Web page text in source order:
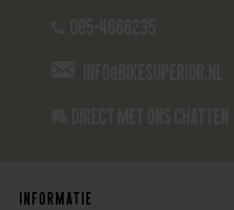
Informatie